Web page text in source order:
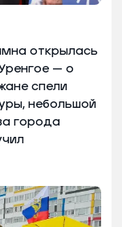
открылась
— о
спели
небольшой
города